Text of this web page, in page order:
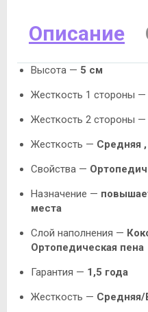
Описание
Высота — 5 см
Жесткость 1 стороны —
Жесткость 2 стороны —
Жесткость — Средняя
Свойства —
Назначение —
места
Слой наполнения —
Ортопедическая пена
Гарантия — 1,5 года
Жесткость — Средняя/